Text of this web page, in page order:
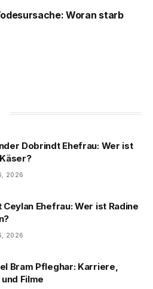
Woran starb
Dobrindt Ehefrau: Wer ist
2026
Ceylan Ehefrau: Wer ist Radine
2026
Bram Pfleghar: Karriere,
Filme